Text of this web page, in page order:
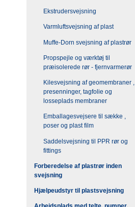
Ekstrudersvejsning
Varmluftsvejsning af plast
Muffe-Dorn svejsning af plastrør
Propspejle og værktøj til
præisolerede rør - fjernvarmerør
Kilesvejsning af geomembraner ,
presenninger, tagfolie og
losseplads membraner
Emballagesvejsere til sække ,
poser og plast film
Saddelsvejsning til PPR rør og
fittings
Forberedelse af plastrør inden
svejsning
Hjælpeudstyr til plastsvejsning